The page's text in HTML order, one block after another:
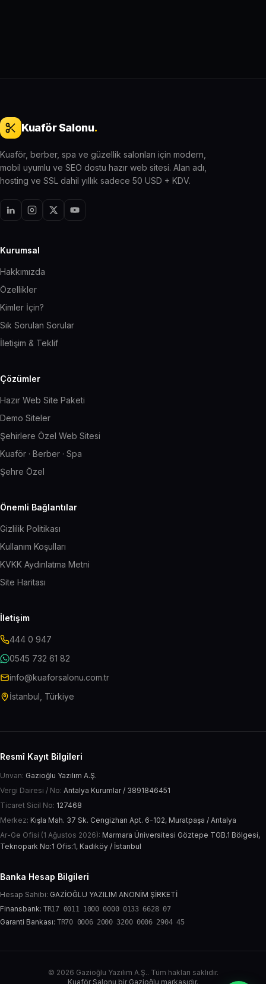
Kuaför Salonu.
Kuaför, berber, spa ve güzellik salonları için modern,
mobil uyumlu ve SEO dostu hazır web sitesi. Alan adı,
hosting ve SSL dahil yıllık sadece 50 USD + KDV.
Kurumsal
Hakkımızda
Özellikler
Kimler İçin?
Sık Sorulan Sorular
İletişim & Teklif
Çözümler
Hazır Web Site Paketi
Demo Siteler
Şehirlere Özel Web Sitesi
Kuaför · Berber · Spa
Şehre Özel
Önemli Bağlantılar
Gizlilik Politikası
Kullanım Koşulları
KVKK Aydınlatma Metni
Site Haritası
İletişim
444 0 947
0545 732 61 82
info@kuaforsalonu.com.tr
İstanbul, Türkiye
Resmî Kayıt Bilgileri
Unvan: Gazioğlu Yazılım A.Ş.
Vergi Dairesi / No: Antalya Kurumlar / 3891846451
Ticaret Sicil No: 127468
Merkez: Kışla Mah. 37 Sk. Cengizhan Apt. 6-102, Muratpaşa / Antalya
Ar-Ge Ofisi (1 Ağustos 2026): Marmara Üniversitesi Göztepe TGB.1 Bölgesi,
Teknopark No:1 Ofis:1, Kadıköy / İstanbul
Banka Hesap Bilgileri
Hesap Sahibi: GAZİOĞLU YAZILIM ANONİM ŞİRKETİ
Finansbank: TR17 0011 1000 0000 0133 6628 07
Garanti Bankası: TR70 0006 2000 3200 0006 2904 45
© 2026 Gazioğlu Yazılım A.Ş.. Tüm hakları saklıdır.
Kuaför Salonu bir Gazioğlu markasıdır.